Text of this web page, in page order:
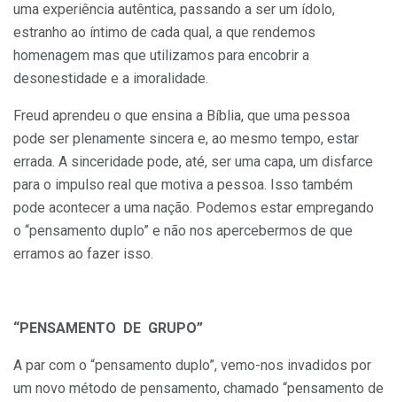
uma experiência autêntica, passando a ser um ídolo,
estranho ao íntimo de cada qual, a que rendemos
homenagem mas que utilizamos para encobrir a
desonestidade e a imoralidade.
Freud aprendeu o que ensina a Bíblia, que uma pessoa
pode ser plenamente sincera e, ao mesmo tempo, estar
errada. A sinceridade pode, até, ser uma capa, um disfarce
para o impulso real que motiva a pessoa. Isso também
pode acontecer a uma nação. Podemos estar empregando
o “pensamento duplo” e não nos apercebermos de que
erramos ao fazer isso.
“PENSAMENTO DE GRUPO”
A par com o “pensamento duplo”, vemo-nos invadidos por
um novo método de pensamento, chamado “pensamento de